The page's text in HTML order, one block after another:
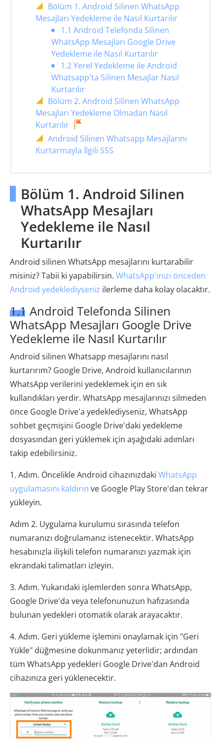
Bölüm 1. Android Silinen WhatsApp
Mesajları Yedekleme ile Nasıl Kurtarılır
1.1 Android Telefonda Silinen
WhatsApp Mesajları Google Drive
Yedekleme ile Nasıl Kurtarılır
1.2 Yerel Yedekleme ile Android
Whatsapp'ta Silinen Mesajlar Nasıl
Kurtarılır
Bölüm 2. Android Silinen WhatsApp
Mesajları Yedekleme Olmadan Nasıl
Kurtarılır
Android Silinen Whatsapp Mesajlarını
Kurtarmayla İlgili SSS
Bölüm 1. Android Silinen
WhatsApp Mesajları
Yedekleme ile Nasıl
Kurtarılır
Android silinen WhatsApp mesajlarını kurtarabilir
misiniz? Tabii ki yapabilirsin. WhatsApp'ınızı önceden
Android yedeklediyseniz ilerleme daha kolay olacaktır.
1.1 Android Telefonda Silinen
WhatsApp Mesajları Google Drive
Yedekleme ile Nasıl Kurtarılır
Android silinen Whatsapp mesajlarını nasıl
kurtarırım? Google Drive, Android kullanıcılarının
WhatsApp verilerini yedeklemek için en sık
kullandıkları yerdir. WhatsApp mesajlarınızı silmeden
önce Google Drive'a yedeklediyseniz, WhatsApp
sohbet geçmişini Google Drive'daki yedekleme
dosyasından geri yüklemek için aşağıdaki adımları
takip edebilirsiniz.
1. Adım. Öncelikle Android cihazınızdaki WhatsApp
uygulamasını kaldırın ve Google Play Store'dan tekrar
yükleyin.
Adım 2. Uygulama kurulumu sırasında telefon
numaranızı doğrulamanız istenecektir. WhatsApp
hesabınızla ilişkili telefon numaranızı yazmak için
ekrandaki talimatları izleyin.
3. Adım. Yukarıdaki işlemlerden sonra WhatsApp,
Google Drive'da veya telefonunuzun hafızasında
bulunan yedekleri otomatik olarak arayacaktır.
4. Adım. Geri yükleme işlemini onaylamak için "Geri
Yükle" düğmesine dokunmanız yeterlidir; ardından
tüm WhatsApp yedekleri Google Drive'dan Android
cihazınıza geri yüklenecektir.